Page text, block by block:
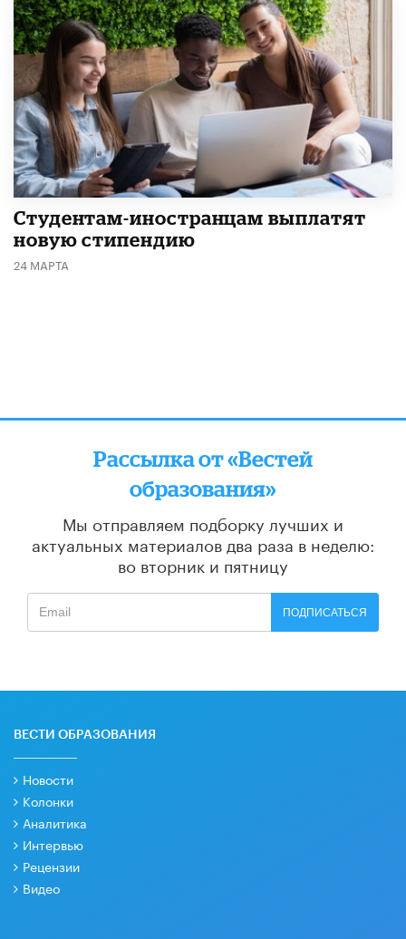
Студентам-иностранцам выплатят
новую стипендию
24 МАРТА
Рассылка от «Вестей
образования»
Мы отправляем подборку лучших и
актуальных материалов два раза в неделю:
во вторник и пятницу
ПОДПИСАТЬСЯ
ВЕСТИ ОБРАЗОВАНИЯ
Новости
Колонки
Аналитика
Интервью
Рецензии
Видео